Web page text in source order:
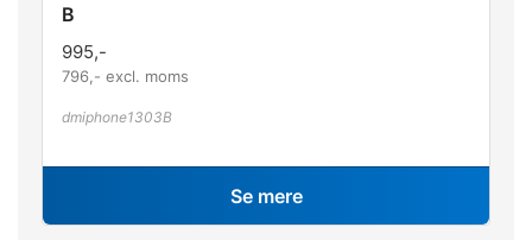
B
995,-
796 ,- excl. moms
dmiphone1303B
Se mere